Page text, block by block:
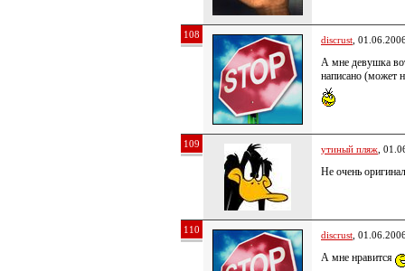
108 discrust ,
А мне девушка
написано (может
109 утиный пляж ,
Не очень
110 discrust ,
А мне нравится